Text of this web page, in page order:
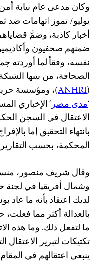
يوليو/ تموز اتهامات ضد
أخبار كاذبة، وضمَّ
ضمنهم صحفيون
نفسه، وفقاً لما أوردته
الصحافة، من بينها
(
ANHRI)، ومؤسسة حرية
‘مدى مصر‘ الإخباري
الاعتقال في السجن
بانتهاء التحقيق إما
المحكمة، بحسب
وقال شريف منصور،
وشمال أفريقيا في لجنة
لديك اعتقاد بأنه ما عاد
بالعدالة أكثر مما
ما لتفعل ذلك. وما هذه
تكتيكات لتبرير
ينبغي اعتقالهم في المقام